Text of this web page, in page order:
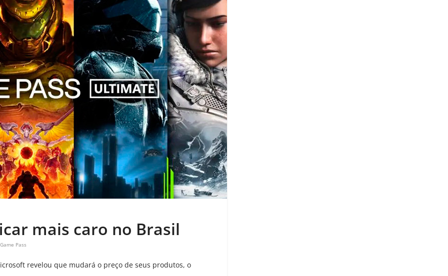
mais caro no Brasil
Pass
revelou que mudará o preço de seus produtos, o